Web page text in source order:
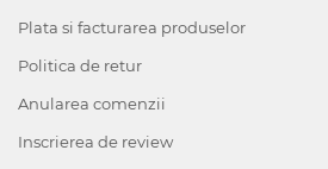
Plata si facturarea produselor
Politica de retur
Anularea comenzii
Inscrierea de review